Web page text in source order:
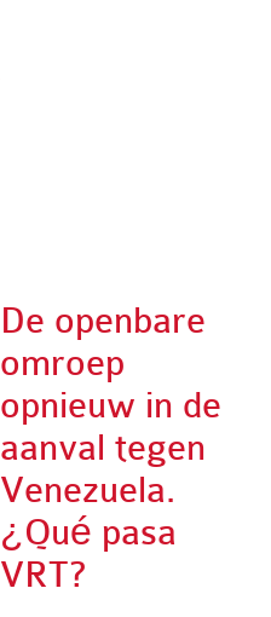
De openbare
omroep
opnieuw in de
aanval tegen
Venezuela.
¿Qué pasa
VRT?